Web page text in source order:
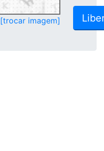
[trocar imagem]